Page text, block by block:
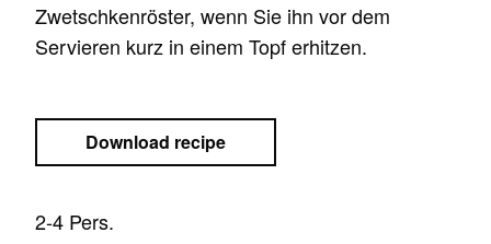
Zwetschkenröster, wenn Sie ihn vor dem
Servieren kurz in einem Topf erhitzen.
Download recipe
2-4 Pers.